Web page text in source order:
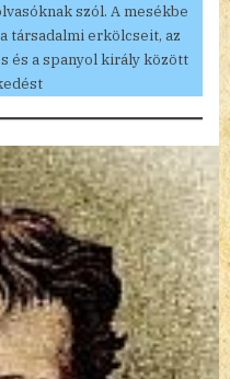
szól. A mesékbe
társadalmi erkölcseit, az
és a spanyol király között